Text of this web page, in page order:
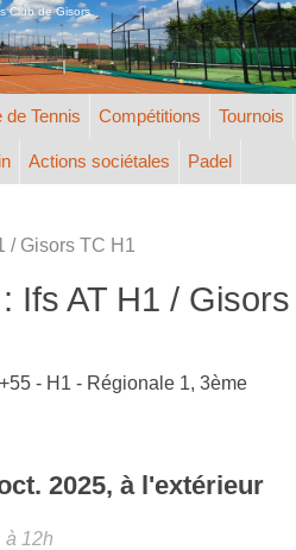
Club de Gisors
de Tennis Compétitions Tournois
Actions sociétales Padel
/ Gisors TC H1
Ifs AT H1 / Gisors
- H1 - Régionale 1, 3ème
2025, à l'extérieur
à 12h